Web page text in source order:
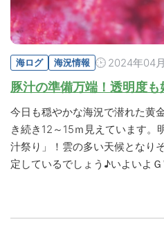
海ログ 海況情報 2024年04
豚汁の準備万端！透明度
今日も穏やかな海況で潜れた黄
き続き12～15ｍ見えています。
汁祭り」！雲の多い天候となり
定しているでしょう♪いよいよ